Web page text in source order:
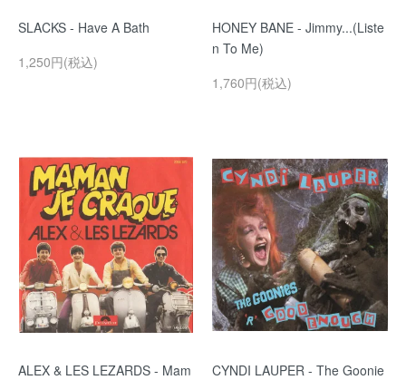
SLACKS - Have A Bath
1,250円(税込)
HONEY BANE - Jimmy...(Liste
n To Me)
1,760円(税込)
ALEX & LES LEZARDS - Mam
CYNDI LAUPER - The Goonie